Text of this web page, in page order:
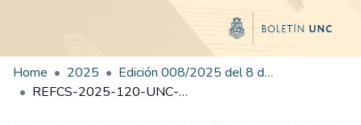
Home 2025
Edición 008/2025 del 8 de julio de 2025
REFCS-2025-120-UNC-PDT#REC